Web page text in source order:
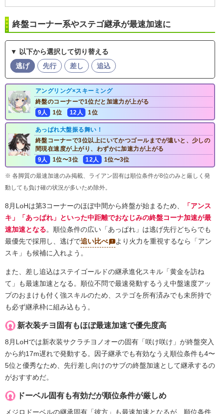
終盤コーナー系やステゴ継承が最速加速に
▼ 以下から選択して切り替える
逃げ
先行 差し 追込
アングリング×スキーミング
終盤のコーナーで1位だと加速力が上がる
9人
1位 12人 1位
あっぱれ大盤振る舞い！
終盤コーナーで3位以上にいてかつゴールまでが遠いと、少しの
間現在速度が上がり、わずかに加速力が上がる
9人
1位〜3位 12人 1位〜3位
※ 各脚質の最速加速のみ掲載、ライアン固有は順位条件が8位のみと厳しく発
動しても負け確の状況が多いため除外。
8月LoHは第3コーナーのほぼ中間から終盤が始まるため、
「アンス
キ」「あっぱれ」といった中距離でおなじみの終盤コーナ加速が最
速加速となる。順位条件の広い「あっぱれ」は逃げ先行どちらでも
最優先で採用し、逃げで追い比べ
より火力を重視するなら「アン
スキ」も候補に入れよう。
また、差し追込はステイゴールドの継承進化スキル「黄金を訪ね
て」も最速加速となる。順位不問で最速発動するうえ中盤速度アッ
プのおまけも付く強スキルのため、ステゴを所有済みでも未所持で
も必ず継承枠に組み込もう。
新衣装チヨ固有もほぼ最速加速で優先度高
8月LoHでは新衣装サクラチヨノオーの固有「咲け咲け」が終盤突入
から約17m遅れで発動する。因子継承でも有効なうえ順位条件も4〜
5位と優秀なため、先行差し向けのサブの終盤加速として継承するの
がおすすめだ。
ドーベル固有も有効だが順位条件が厳しめ
メジロドーベルの継承固有「彼方」も最速加速となるが、順位条件